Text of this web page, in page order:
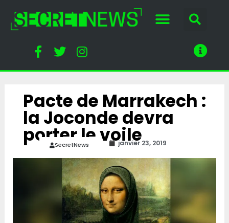
Pacte de Marrakech :
la Joconde devra
porter le voile
SecretNews janvier 23, 2019